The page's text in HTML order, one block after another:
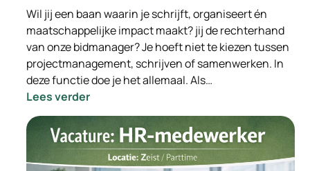
Wil jij een baan waarin je schrijft, organiseert én
maatschappelijke impact maakt? jij de rechterhand
van onze bidmanager? Je hoeft niet te kiezen tussen
projectmanagement, schrijven of samenwerken. In
deze functie doe je het allemaal. Als…
Lees verder:
Assistent
Bid
Manager
(20–